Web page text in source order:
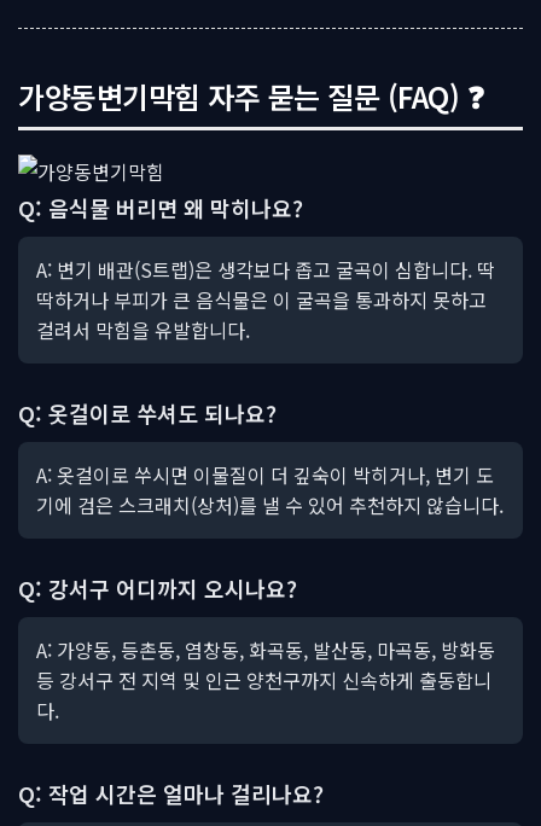
가양동변기막힘 자주 묻는 질문 (FAQ) ❓
Q: 음식물 버리면 왜 막히나요?
A: 변기 배관(S트랩)은 생각보다 좁고 굴곡이 심합니다. 딱
딱하거나 부피가 큰 음식물은 이 굴곡을 통과하지 못하고
걸려서 막힘을 유발합니다.
Q: 옷걸이로 쑤셔도 되나요?
A: 옷걸이로 쑤시면 이물질이 더 깊숙이 박히거나, 변기 도
기에 검은 스크래치(상처)를 낼 수 있어 추천하지 않습니다.
Q: 강서구 어디까지 오시나요?
A: 가양동, 등촌동, 염창동, 화곡동, 발산동, 마곡동, 방화동
등 강서구 전 지역 및 인근 양천구까지 신속하게 출동합니
다.
Q: 작업 시간은 얼마나 걸리나요?